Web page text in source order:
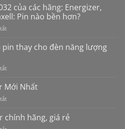
Vỉ
10
Viên
PHÂN
PHỐI,
ĐẠI
LÝ
SỈ
TẠI
NỘI
TÍN,
của các hãng: Energizer,
Pin nào bền hơn?
ở
sánh
của
hãng:
Panasonic
Maxell:
Pin
pin thay cho đèn năng lượng
ở
hợp
loại
thay
Mới Nhất
ở
Pin
chính hãng, giá rẻ